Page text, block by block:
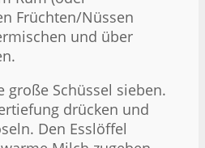
Früchten/Nüssen
und über
große Schüssel sieben.
drücken und
Den Esslöffel